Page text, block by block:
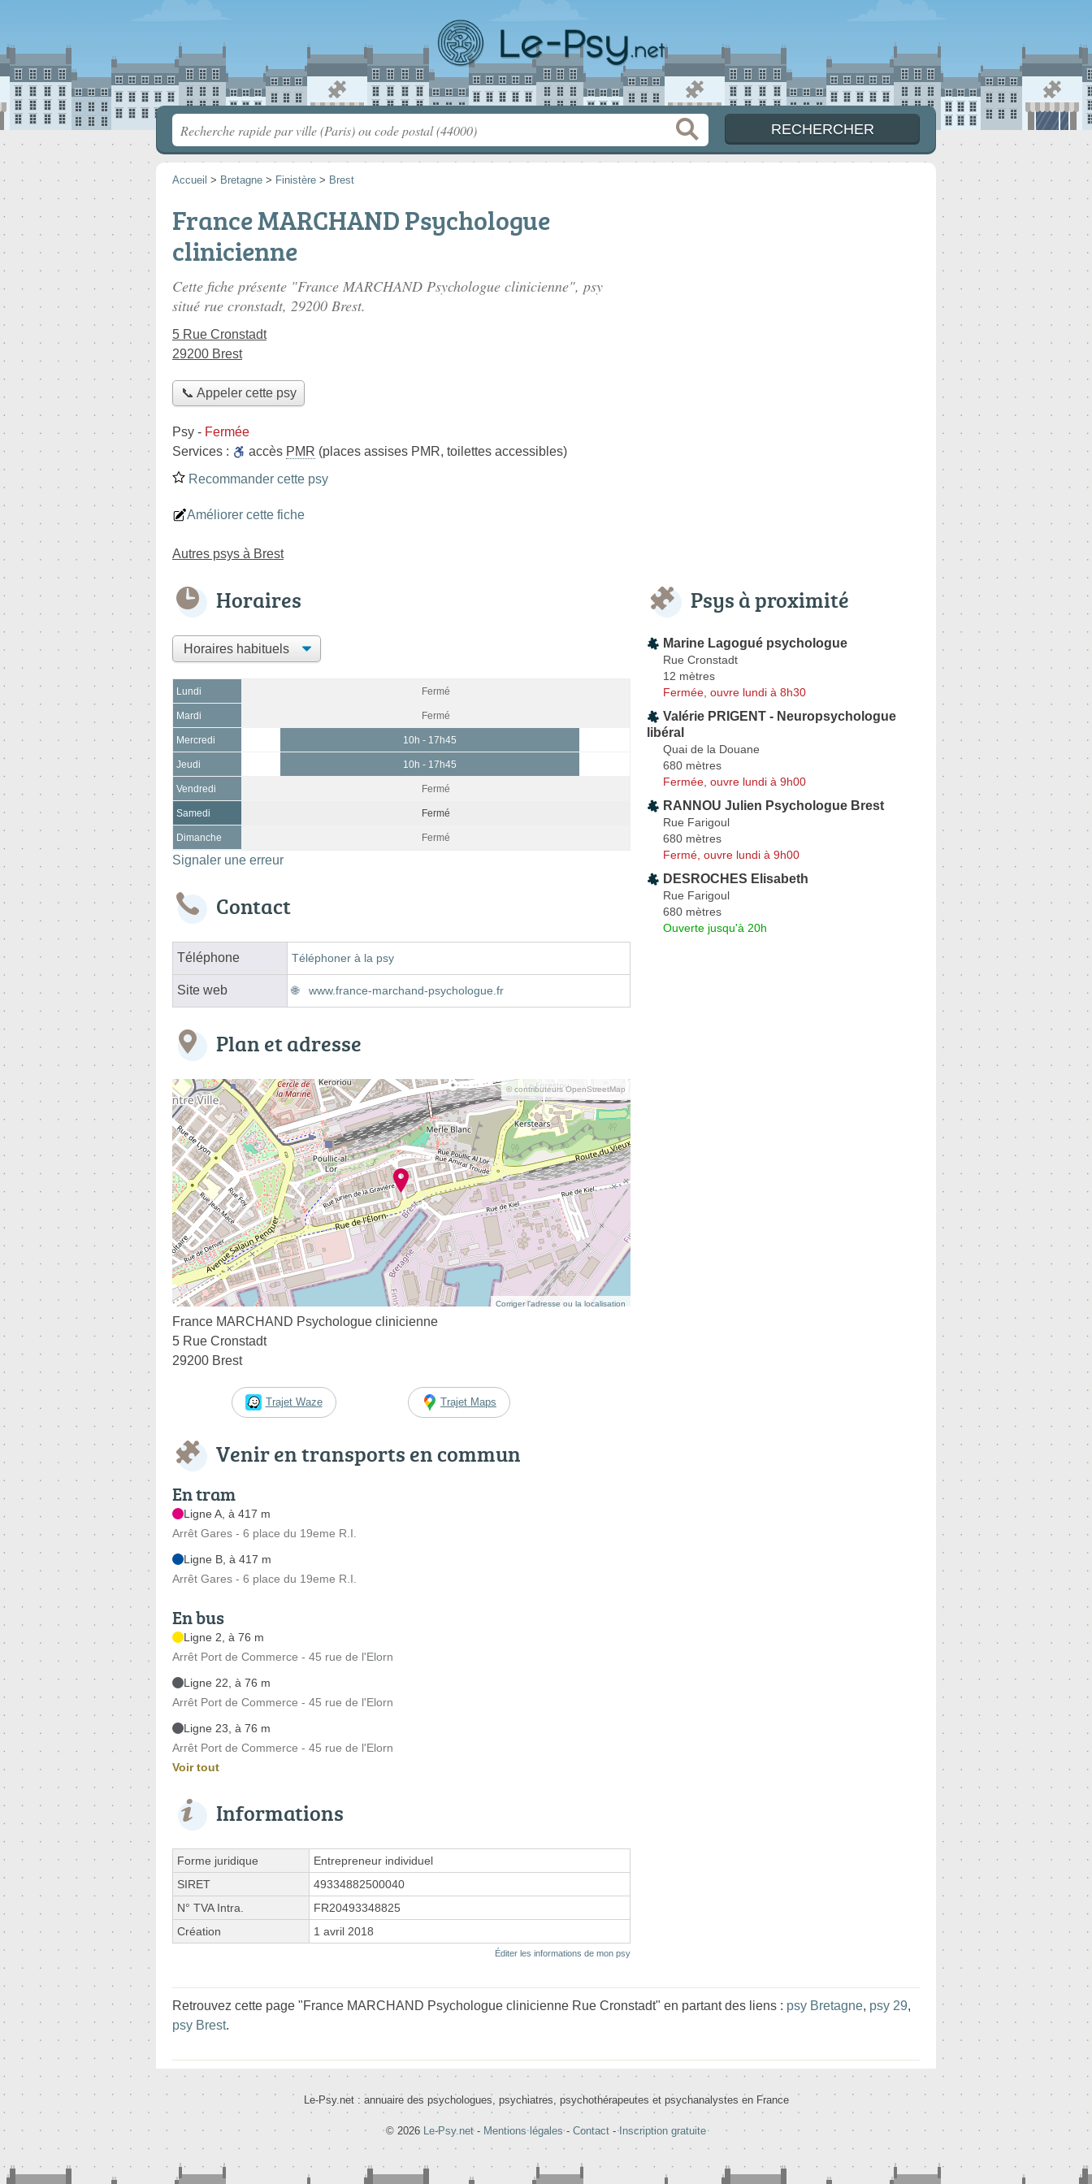
Accueil > Bretagne > Finistère > Brest
France MARCHAND Psychologue
clinicienne
Cette fiche présente "France MARCHAND Psychologue clinicienne", psy
situé rue cronstadt, 29200 Brest.
5 Rue Cronstadt
29200 Brest
📞 Appeler cette psy
Psy - Fermée
Services :
accès PMR (places assises PMR, toilettes accessibles)
Recommander cette psy
Améliorer cette fiche
Autres psys à Brest
Horaires
Lundi Fermé
Mardi Fermé
Mercredi 10h - 17h45
Jeudi 10h - 17h45
Vendredi Fermé
Samedi Fermé
Dimanche Fermé
Signaler une erreur
Contact
Téléphone Téléphoner à la psy
Site web www.france-marchand-psychologue.fr
Plan et adresse
© contributeurs OpenStreetMap
Corriger l’adresse ou la localisation
France MARCHAND Psychologue clinicienne
5 Rue Cronstadt
29200 Brest
Trajet Waze Trajet Maps
Venir en transports en commun
En tram
Ligne A, à 417 m
Arrêt Gares - 6 place du 19eme R.I.
Ligne B, à 417 m
Arrêt Gares - 6 place du 19eme R.I.
En bus
Ligne 2, à 76 m
Arrêt Port de Commerce - 45 rue de l'Elorn
Ligne 22, à 76 m
Arrêt Port de Commerce - 45 rue de l'Elorn
Ligne 23, à 76 m
Arrêt Port de Commerce - 45 rue de l'Elorn
Voir tout
Informations
Forme juridique
Entrepreneur individuel
SIRET
49334882500040
N° TVA Intra.
FR20493348825
Création
1 avril 2018
Éditer les informations de mon psy
Psys à proximité
Marine Lagogué psychologue
Rue Cronstadt
12 mètres
Fermée, ouvre lundi à 8h30
Valérie PRIGENT - Neuropsychologue
libéral
Quai de la Douane
680 mètres
Fermée, ouvre lundi à 9h00
RANNOU Julien Psychologue Brest
Rue Farigoul
680 mètres
Fermé, ouvre lundi à 9h00
DESROCHES Elisabeth
Rue Farigoul
680 mètres
Ouverte jusqu'à 20h
Retrouvez cette page "France MARCHAND Psychologue clinicienne Rue Cronstadt" en partant des liens : psy Bretagne, psy 29,
psy Brest.
Le-Psy.net : annuaire des psychologues, psychiatres, psychothérapeutes et psychanalystes en France
© 2026 Le-Psy.net - Mentions légales- Contact - Inscription gratuite